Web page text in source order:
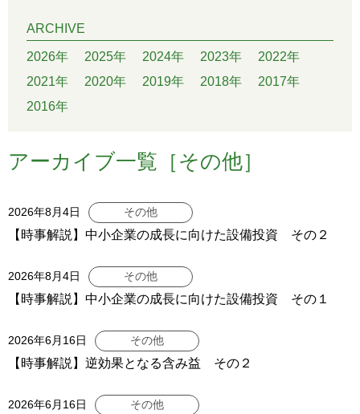
ARCHIVE
2026年 2025年 2024年 2023年
2022年
2021年
2020年 2019年 2018年
2017年
2016年
アーカイブ一覧［その他］
2026年8月4日 その他
【時事解説】中小企業の成長に向けた設備投資 その２
2026年8月4日 その他
【時事解説】中小企業の成長に向けた設備投資 その１
2026年6月16日 その他
【時事解説】逆効果となる含み益 その２
2026年6月16日 その他